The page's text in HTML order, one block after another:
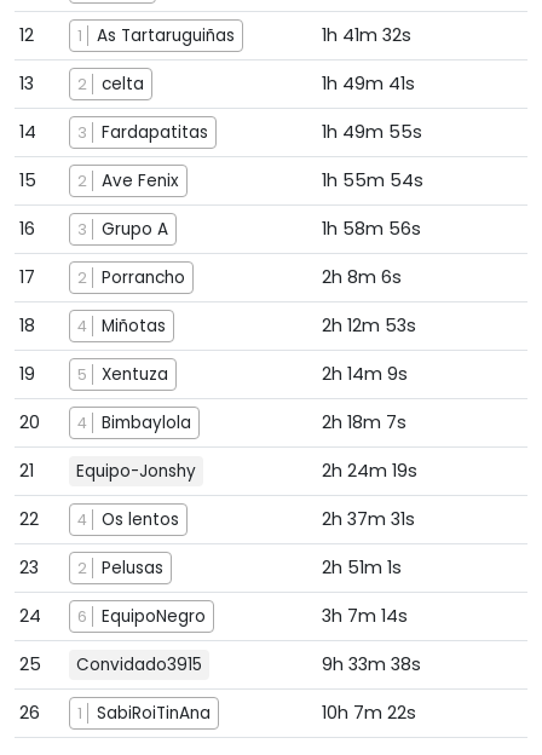
12
1 As Tartaruguiñas
1h 41m 32s
13
2 celta
1h 49m 41s
14
3 Fardapatitas
1h 49m 55s
15
2 Ave Fenix
1h 55m 54s
16
3 Grupo A
1h 58m 56s
17
2 Porrancho
2h 8m 6s
18
4 Miñotas
2h 12m 53s
19
5 Xentuza
2h 14m 9s
20
4 Bimbaylola
2h 18m 7s
21
Equipo-Jonshy
2h 24m 19s
22
4 Os lentos
2h 37m 31s
23
2 Pelusas
2h 51m 1s
24
6 EquipoNegro
3h 7m 14s
25
Convidado3915
9h 33m 38s
26
1 SabiRoiTinAna 10h 7m 22s